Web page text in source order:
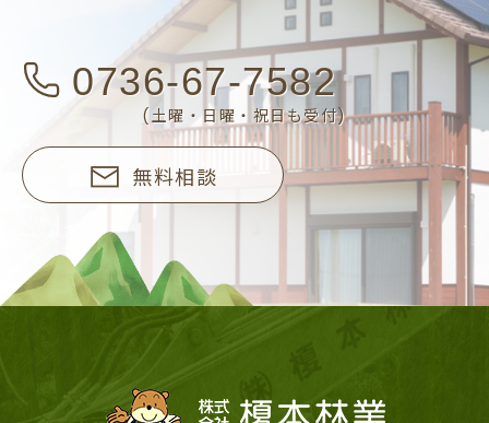
0736-67-7582
(土曜・日曜・祝日も受付)
無料相談